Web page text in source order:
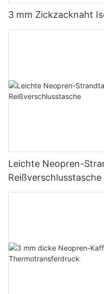
3 mm Zickzacknaht
Leichte Neopren-
Reißverschlusstasche